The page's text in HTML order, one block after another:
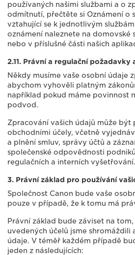
používaných našimi službami a o
odmítnutí, přečtěte si Oznámení o
vztahující se k jednotlivým
oznámení naleznete na domovské
nebo v příslušné části našich
2.11. Právní a regulační
Někdy musíme vaše osobní údaje
abychom vyhověli platným
například pokud máme povinnost
podvod.
Zpracování vašich údajů může být
obchodními účely, včetně
a plnění smluv, správy účtů a
společenské odpovědnosti
regulačních a interních vyšetřování.
3. Právní základ pro používání
Společnost Canon bude vaše
pouze v případě, že k tomu má
Právní základ bude záviset na
uvedených účelů jsme shromáždili
údaje. V téměř každém případě
jeden z následujících: